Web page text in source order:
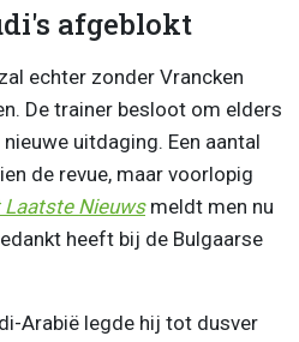
afgeblokt
echter zonder Vrancken
De trainer besloot om elders
uitdaging. Een aantal
de revue, maar voorlopig
Laatste Nieuwsmeldt men nu
heeft bij de Bulgaarse
Arabië legde hij tot dusver